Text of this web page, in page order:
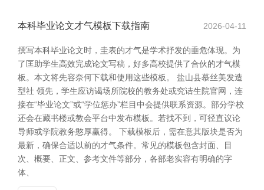
本科毕业论文才气模板下载指南 2026-04-11
撰写本科毕业论文时，圭表的才气是学术抒发的垂危体现。为
了匡助学生高效完成论文写稿，好多高校提供了合伙的才气模
板。本文将先容奈何下载和使用这些模板。 盐山县慕丝美发造
型社 领先，学生应访谒场所院校的教务处或究诘生院官网，连
接在“毕业论文”或“学位惩办”栏目中会提供联系资源。部分学校
还会在藏书楼或教会平台中发布模板。若找不到，可径直议论
导师或学院教务憨厚赢得。 下载模板后，需在意其版块是否为
最新，确保合适以前的才气条件。常见的模板包含封面、目
次、概要、正文、参考文件等部分，各部老实容有明确的字
体、